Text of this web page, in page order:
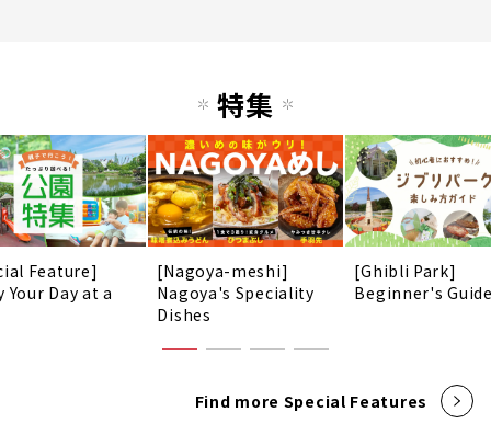
特集
Feature]
Your Day at a
[Nagoya-meshi]
Nagoya's Speciality
Dishes
[Ghibli Park]
Beginner's
Find more Special Features